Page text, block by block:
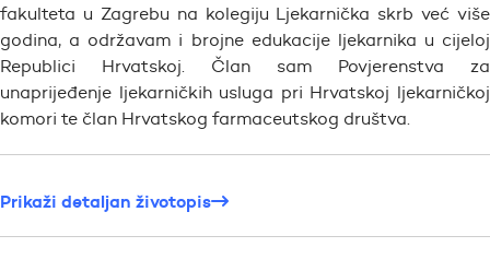
fakulteta u Zagrebu na kolegiju Ljekarnička skrb već više
godina, a održavam i brojne edukacije ljekarnika u cijeloj
Republici Hrvatskoj. Član sam Povjerenstva za
unaprijeđenje ljekarničkih usluga pri Hrvatskoj ljekarničkoj
komori te član Hrvatskog farmaceutskog društva.
Prikaži detaljan životopis